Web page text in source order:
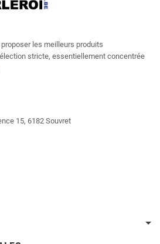
les meilleurs produits
stricte, essentiellement concentrée
15, 6182 Souvret